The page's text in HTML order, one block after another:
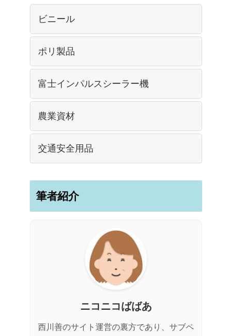
ビニール
ポリ製品
富士インパルスシーラー機
農業資材
交通安全用品
筆者紹介
ニコニコばばあ
西川善のサイト運営の裏方であり、サブペ